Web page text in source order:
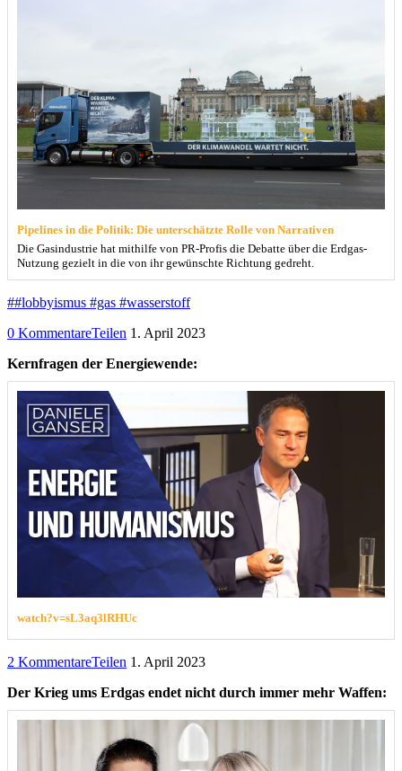
Pipelines in die Politik: Die unterschätzte Rolle von Narrativen
Die Gasindustrie hat mithilfe von PR-Profis die Debatte über die Erdgas-
Nutzung gezielt in die von ihr gewünschte Richtung gedreht.
##lobbyismus #gas #wasserstoff
0 KommentareTeilen 1. April 2023
Kernfragen der Energiewende:
watch?v=sL3aq3lRHUc
2 KommentareTeilen 1. April 2023
Der Krieg ums Erdgas endet nicht durch immer mehr Waffen: